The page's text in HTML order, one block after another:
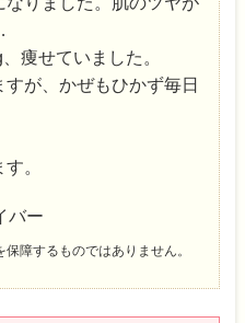
痩せていました。
が、かぜもひかず毎日
。
バー
障するものではありません。